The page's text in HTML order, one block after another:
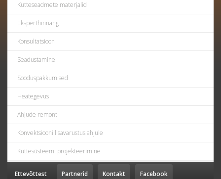
Kütteseadmete materjalid
Eksperthinnang
Konsultatsioon
Seadustamine
Sooduspakkumised
Heategevus
Ahjude remont
Konvektsiooni lisavarustus ahjule
Küttesüsteemi projekteerimine
Ettevõttest Partnerid Kontakt Facebook